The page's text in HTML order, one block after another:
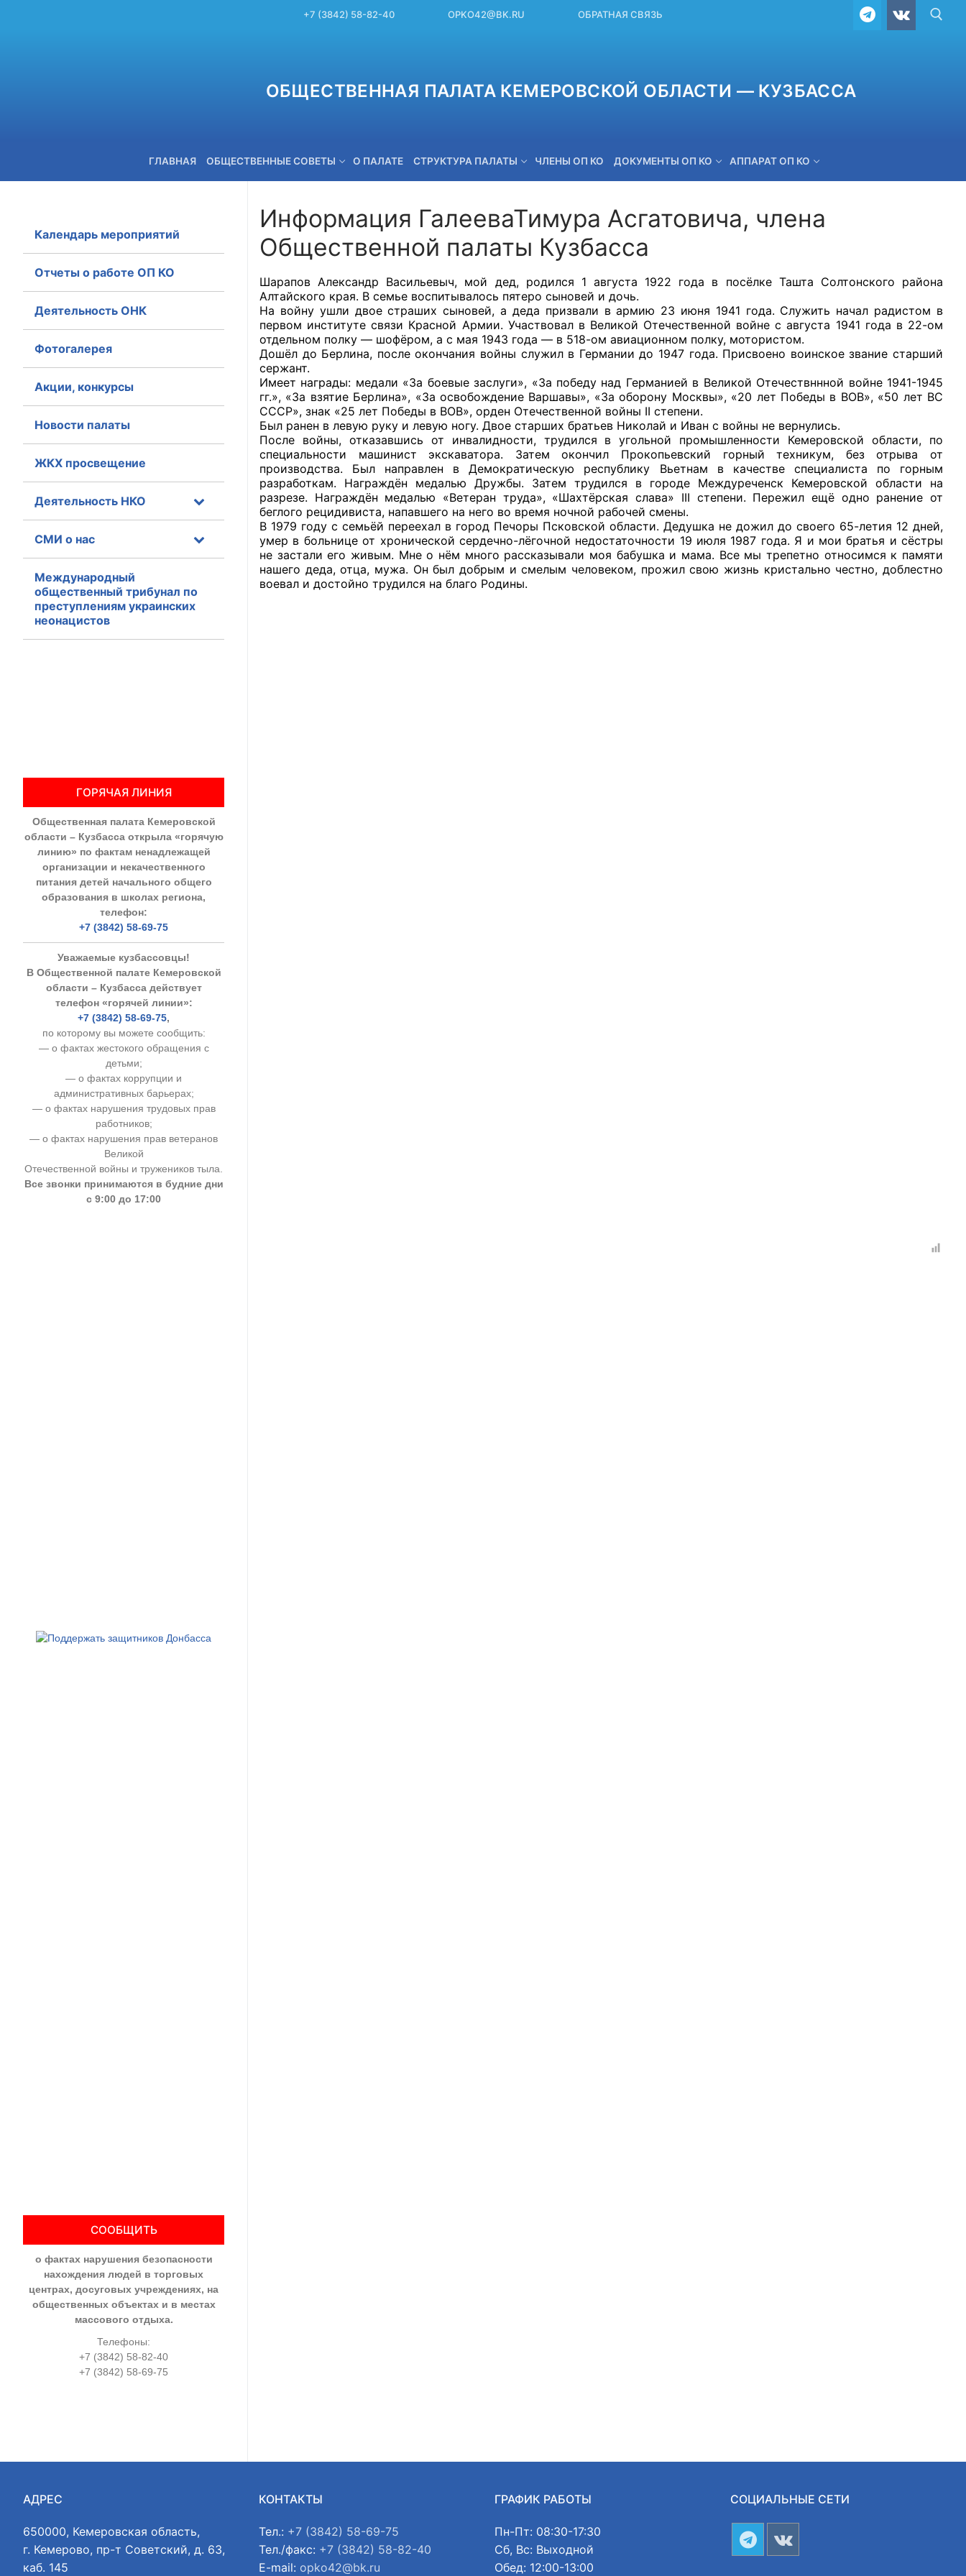
+7 (3842) 58-82-40 OPKO42@BK.RU ОБРАТНАЯ СВЯЗЬ
ОБЩЕСТВЕННАЯ ПАЛАТА КЕМЕРОВСКОЙ ОБЛАСТИ — КУЗБАССА
ГЛАВНАЯ ОБЩЕСТВЕННЫЕ СОВЕТЫ О ПАЛАТЕ СТРУКТУРА ПАЛАТЫ ЧЛЕНЫ ОП КО ДОКУМЕНТЫ ОП КО АППАРАТ ОП КО
+7 (3842) 58-82-40 OPKO42@BK.RU
Главная
Общественные советы
Общественные советы при территориальных органах федеральных органов
исполнительной власти
Общественные советы по проведению независимой оценки качества условий
оказания услуг
О Палате
Структура Палаты
Комиссии
Информация ГалееваТимура Асгатовича, члена
Общественной палаты Кузбасса
Шарапов Александр Васильевыч, мой дед, родился 1 августа 1922 года в посёлке Ташта Солтонского района
Алтайского края. В семье воспитывалось пятеро сыновей и дочь.
На войну ушли двое страших сыновей, а деда призвали в армию 23 июня 1941 года. Служить начал радистом в
первом институте связи Красной Армии. Участвовал в Великой Отечественной войне с августа 1941 года в 22-ом
отдельном полку — шофёром, а с мая 1943 года — в 518-ом авиационном полку, мотористом.
Дошёл до Берлина, после окончания войны служил в Германии до 1947 года. Присвоено воинское звание старший
сержант.
Имеет награды: медали «За боевые заслуги», «За победу над Германией в Великой Отечествннной войне 1941-1945
гг.», «За взятие Берлина», «За освобождение Варшавы», «За оборону Москвы», «20 лет Победы в ВОВ», «50 лет ВС
СССР», знак «25 лет Победы в ВОВ», орден Отечественной войны II степени.
Был ранен в левую руку и левую ногу. Двое старших братьев Николай и Иван с войны не вернулись.
После войны, отказавшись от инвалидности, трудился в угольной промышленности Кемеровской области, по
специальности машинист экскаватора. Затем окончил Прокопьевский горный техникум, без отрыва от
производства. Был направлен в Демократическую республику Вьетнам в качестве специалиста по горным
разработкам. Награждён медалью Дружбы. Затем трудился в городе Междуреченск Кемеровской области на
разрезе. Награждён медалью «Ветеран труда», «Шахтёрская слава» III степени. Пережил ещё одно ранение от
беглого рецидивиста, напавшего на него во время ночной рабочей смены.
В 1979 году с семьёй переехал в город Печоры Псковской области. Дедушка не дожил до своего 65-летия 12 дней,
умер в больнице от хронической сердечно-лёгочной недостаточности 19 июля 1987 года. Я и мои братья и сёстры
не застали его живым. Мне о нём много рассказывали моя бабушка и мама. Все мы трепетно относимся к памяти
нашего деда, отца, мужа. Он был добрым и смелым человеком, прожил свою жизнь кристально честно, доблестно
воевал и достойно трудился на благо Родины.
Календарь мероприятий
Отчеты о работе ОП КО
Деятельность ОНК
Фотогалерея
Акции, конкурсы
Новости палаты
ЖКХ просвещение
Деятельность НКО
СМИ о нас
Международный
общественный трибунал по
преступлениям украинских
неонацистов
ГОРЯЧАЯ ЛИНИЯ
Общественная палата Кемеровской
области – Кузбасса открыла «горячую
линию» по фактам ненадлежащей
организации и некачественного
питания детей начального общего
образования в школах региона,
телефон:
+7 (3842) 58-69-75
Уважаемые кузбассовцы!
В Общественной палате Кемеровской
области – Кузбасса действует
телефон «горячей линии»:
+7 (3842) 58-69-75,
по которому вы можете сообщить:
— о фактах жестокого обращения с
детьми;
— о фактах коррупции и
административных барьерах;
— о фактах нарушения трудовых прав
работников;
— о фактах нарушения прав ветеранов
Великой
Отечественной войны и тружеников тыла.
Все звонки принимаются в будние дни
с 9:00 до 17:00
СООБЩИТЬ
о фактах нарушения безопасности
нахождения людей в торговых
центрах, досуговых учреждениях, на
общественных объектах и в местах
массового отдыха.
Телефоны:
+7 (3842) 58-82-40
+7 (3842) 58-69-75
АДРЕС
650000, Кемеровская область,
г. Кемерово, пр-т Советский, д. 63,
каб. 145
КОНТАКТЫ
Тел.: +7 (3842) 58-69-75
Тел./факс: +7 (3842) 58-82-40
E-mail: opko42@bk.ru
ГРАФИК РАБОТЫ
Пн-Пт: 08:30-17:30
Сб, Вс: Выходной
Обед: 12:00-13:00
СОЦИАЛЬНЫЕ СЕТИ